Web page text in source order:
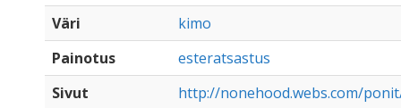
Väri
kimo
Painotus
esteratsastus
Sivut
http://nonehood.webs.com/